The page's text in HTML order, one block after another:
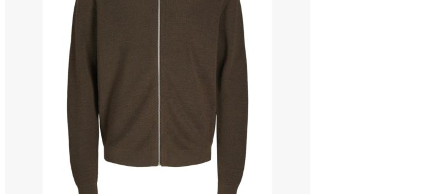
Miesten housut
Miesten asusteet
Vyöt ja olkaimet
Solmiot, rusetit ja taskuliinat
Miesten päähineet, huivit ja käsineet
Miesten yöasut ja alusvaatteet
Miesten alusvaatteet
Miesten sukat
Miesten yöasut
Miesten aamutakit ja kylpytakit
Miesten takit
Miesten nahkatakit